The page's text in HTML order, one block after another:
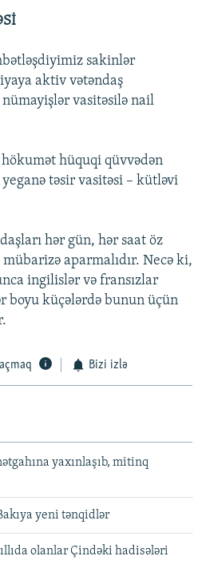
sakinlər
aktiv vətəndaş
vasitəsilə nail
hüquqi qüvvədən
təsir vasitəsi – kütləvi
hər gün, hər saat öz
aparmalıdır. Necə ki,
ingilislər və fransızlar
boyu küçələrdə bunun üçün
Bizi izlə
yaxınlaşıb, mitinq
yeni tənqidlər
olanlar Çindəki hadisələri